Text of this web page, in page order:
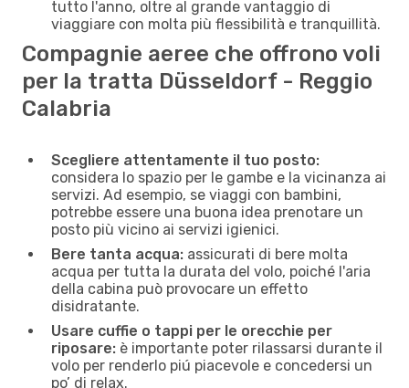
tutto l'anno, oltre al grande vantaggio di
viaggiare con molta più flessibilità e tranquillità.
Compagnie aeree che offrono voli
per la tratta Düsseldorf - Reggio
Calabria
Scegliere attentamente il tuo posto:
considera lo spazio per le gambe e la vicinanza ai
servizi. Ad esempio, se viaggi con bambini,
potrebbe essere una buona idea prenotare un
posto più vicino ai servizi igienici.
Bere tanta acqua: assicurati di bere molta
acqua per tutta la durata del volo, poiché l'aria
della cabina può provocare un effetto
disidratante.
Usare cuffie o tappi per le orecchie per
riposare: è importante poter rilassarsi durante il
volo per renderlo piú piacevole e concedersi un
po’ di relax.